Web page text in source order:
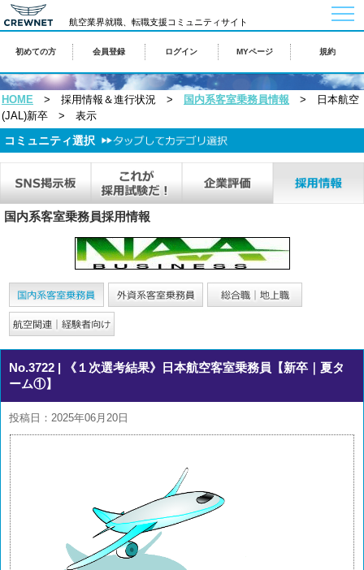
航空業界就職、転職支援コミュニティサイト
初めての方 会員登録 ログイン MYページ 規約
HOME > 採用情報＆進行状況 > 国内系客室乗務員情報 > 日本航空
(JAL)新卒 > 表示
コミュニティ選択
国内系客室乗務員採用情報
No.3722 | 《１次選考結果》日本航空客室乗務員【新卒｜夏タ
ーム①】
投稿日：2025年06月20日